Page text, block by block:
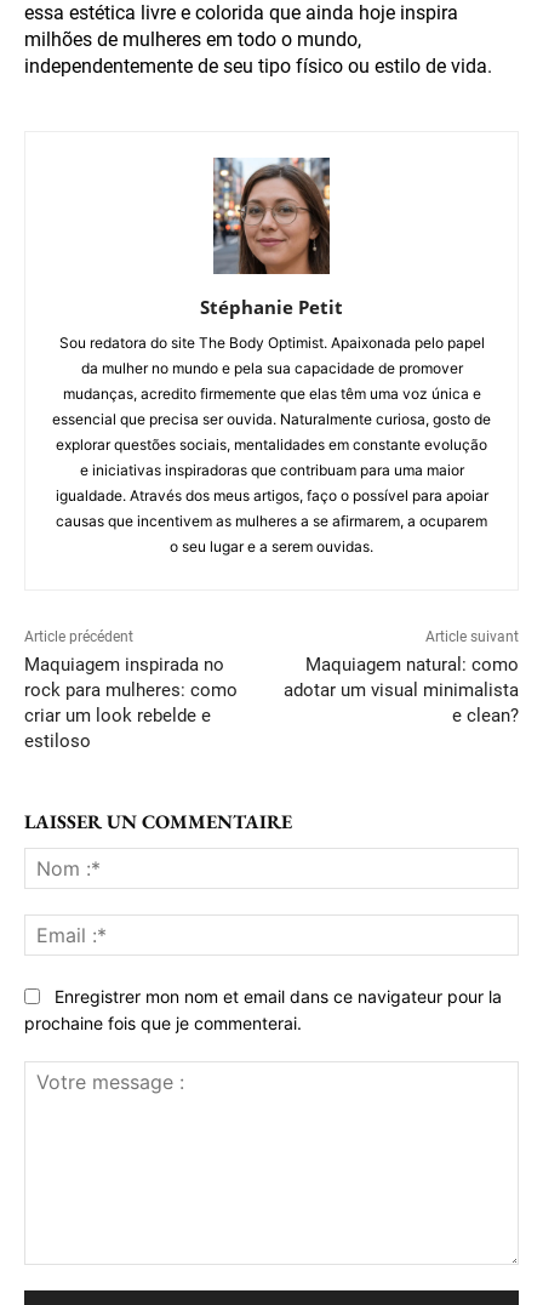
essa estética livre e colorida que ainda hoje inspira
milhões de mulheres em todo o mundo,
independentemente de seu tipo físico ou estilo de vida.
Stéphanie Petit
Sou redatora do site The Body Optimist. Apaixonada pelo papel
da mulher no mundo e pela sua capacidade de promover
mudanças, acredito firmemente que elas têm uma voz única e
essencial que precisa ser ouvida. Naturalmente curiosa, gosto de
explorar questões sociais, mentalidades em constante evolução
e iniciativas inspiradoras que contribuam para uma maior
igualdade. Através dos meus artigos, faço o possível para apoiar
causas que incentivem as mulheres a se afirmarem, a ocuparem
o seu lugar e a serem ouvidas.
Article précédent
Maquiagem inspirada no
rock para mulheres: como
criar um look rebelde e
estiloso
Article suivant
Maquiagem natural: como
adotar um visual minimalista
e clean?
LAISSER UN COMMENTAIRE
:*
:*
Enregistrer mon nom et email dans ce navigateur pour la
prochaine fois que je commenterai.